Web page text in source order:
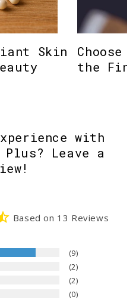
Skin
Choose
the
with
Leave a
Based on 13 Reviews
9
2
2
0